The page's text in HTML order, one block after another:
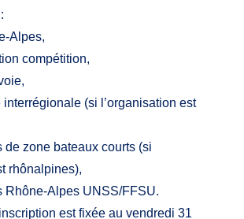
Alpes,
compétition,
(si l’organisation est
de zone bateaux courts (si
rhônalpines),
Rhône-Alpes UNSS/FFSU.
est fixée au vendredi 31